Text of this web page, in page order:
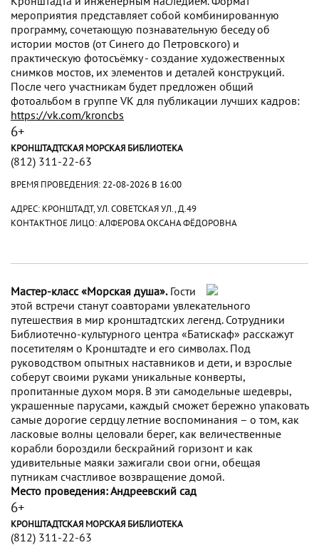
мероприятия представляет собой комбинированную
программу, сочетающую познавательную беседу об
истории мостов (от Синего до Петровского) и
практическую фотосъёмку - создание художественных
снимков мостов, их элементов и деталей конструкций.
После чего участникам будет предложен общий
фотоальбом в группе VK для публикации лучших кадров:
https://vk.com/kroncbs
6+
КРОНШТАДТСКАЯ МОРСКАЯ БИБЛИОТЕКА
(812) 311-22-63
ВРЕМЯ ПРОВЕДЕНИЯ:22-08-2026 В 16:00
АДРЕС: КРОНШТАДТ, УЛ. СОВЕТСКАЯ УЛ., Д.49
КОНТАКТНОЕ ЛИЦО: АЛФЕРОВА ОКСАНА ФЁДОРОВНА
Мастер-класс «Морская душа».Гости
этой встречи станут соавторами увлекательного
путешествия в мир кронштадтских легенд. Сотрудники
Библиотечно-культурного центра «Батискаф» расскажут
посетителям о Кронштадте и его символах. Под
руководством опытных наставников и дети, и взрослые
соберут своими руками уникальные конверты,
пропитанные духом моря. В эти самодельные шедевры,
украшенные парусами, каждый сможет бережно упаковать
самые дорогие сердцу летние воспоминания – о том, как
ласковые волны целовали берег, как величественные
корабли бороздили бескрайний горизонт и как
удивительные маяки зажигали свои огни, обещая
путникам счастливое возвращение домой.
Место проведения: Андреевский сад
6+
КРОНШТАДТСКАЯ МОРСКАЯ БИБЛИОТЕКА
(812) 311-22-63